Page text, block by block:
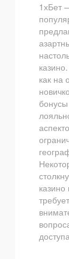
1хБет
как на
казино